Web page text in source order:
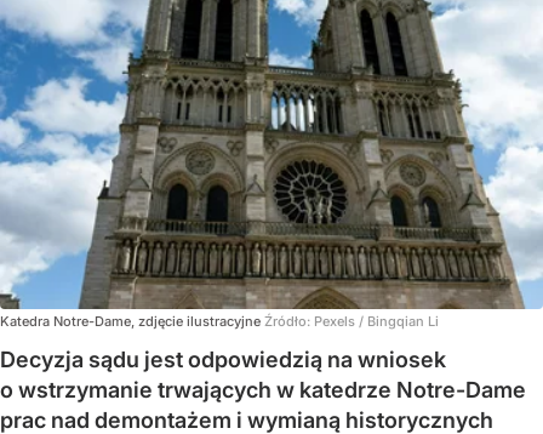
Katedra Notre-Dame, zdjęcie ilustracyjne Źródło: Pexels / Bingqian Li
Decyzja sądu jest odpowiedzią na wniosek
o wstrzymanie trwających w katedrze Notre-Dame
prac nad demontażem i wymianą historycznych